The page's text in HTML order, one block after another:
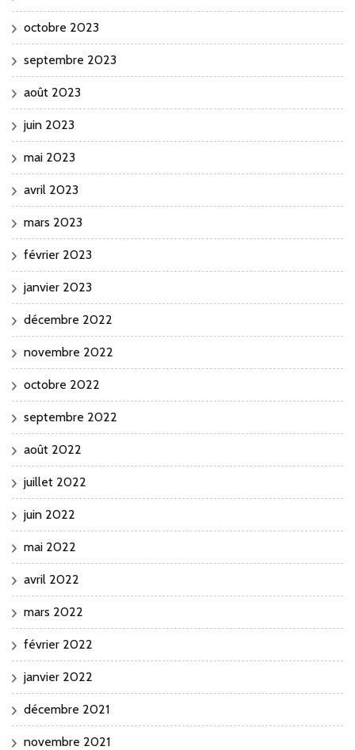
octobre 2023
septembre 2023
août 2023
juin 2023
mai 2023
avril 2023
mars 2023
février 2023
janvier 2023
décembre 2022
novembre 2022
octobre 2022
septembre 2022
août 2022
juillet 2022
juin 2022
mai 2022
avril 2022
mars 2022
février 2022
janvier 2022
décembre 2021
novembre 2021